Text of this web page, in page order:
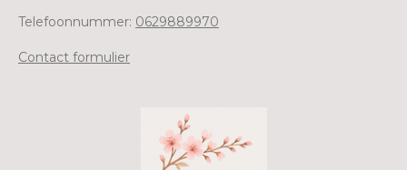
Telefoonnummer: 0629889970
Contact formulier